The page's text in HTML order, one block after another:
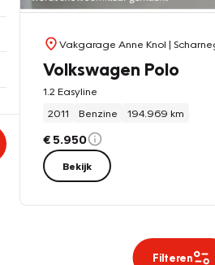
Vakgarage Anne Knol |
Volkswagen Polo
1.2 Easyline
2011
Benzine 194.969 km
€ 5.950
Bekijk
Filteren